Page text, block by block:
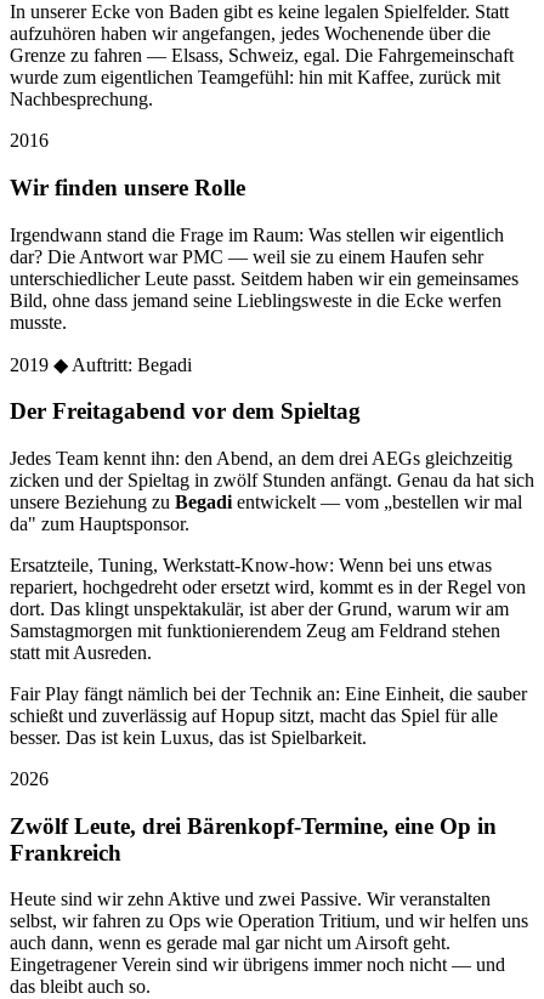
In unserer Ecke von Baden gibt es keine legalen Spielfelder. Statt
aufzuhören haben wir angefangen, jedes Wochenende über die
Grenze zu fahren — Elsass, Schweiz, egal. Die Fahrgemeinschaft
wurde zum eigentlichen Teamgefühl: hin mit Kaffee, zurück mit
Nachbesprechung.
2016
Wir finden unsere Rolle
Irgendwann stand die Frage im Raum: Was stellen wir eigentlich
dar? Die Antwort war PMC — weil sie zu einem Haufen sehr
unterschiedlicher Leute passt. Seitdem haben wir ein gemeinsames
Bild, ohne dass jemand seine Lieblingsweste in die Ecke werfen
musste.
2019 ◆ Auftritt: Begadi
Der Freitagabend vor dem Spieltag
Jedes Team kennt ihn: den Abend, an dem drei AEGs gleichzeitig
zicken und der Spieltag in zwölf Stunden anfängt. Genau da hat sich
unsere Beziehung zu Begadi entwickelt — vom „bestellen wir mal
da" zum Hauptsponsor.
Ersatzteile, Tuning, Werkstatt-Know-how: Wenn bei uns etwas
repariert, hochgedreht oder ersetzt wird, kommt es in der Regel von
dort. Das klingt unspektakulär, ist aber der Grund, warum wir am
Samstagmorgen mit funktionierendem Zeug am Feldrand stehen
statt mit Ausreden.
Fair Play fängt nämlich bei der Technik an: Eine Einheit, die sauber
schießt und zuverlässig auf Hopup sitzt, macht das Spiel für alle
besser. Das ist kein Luxus, das ist Spielbarkeit.
2026
Zwölf Leute, drei Bärenkopf-Termine, eine Op in
Frankreich
Heute sind wir zehn Aktive und zwei Passive. Wir veranstalten
selbst, wir fahren zu Ops wie Operation Tritium, und wir helfen uns
auch dann, wenn es gerade mal gar nicht um Airsoft geht.
Eingetragener Verein sind wir übrigens immer noch nicht — und
das bleibt auch so.